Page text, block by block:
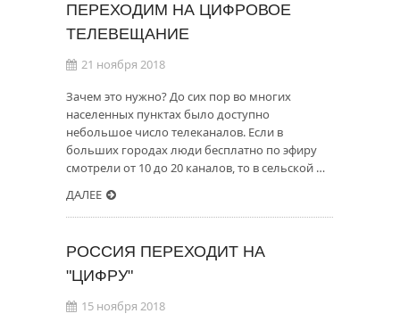
ПЕРЕХОДИМ НА ЦИФРОВОЕ
ТЕЛЕВЕЩАНИЕ
21 ноября 2018
Зачем это нужно? До сих пор во многих
населенных пунктах было доступно
небольшое число телеканалов. Если в
больших городах люди бесплатно по эфиру
смотрели от 10 до 20 каналов, то в сельской …
ДАЛЕЕ
РОССИЯ ПЕРЕХОДИТ НА
"ЦИФРУ"
15 ноября 2018